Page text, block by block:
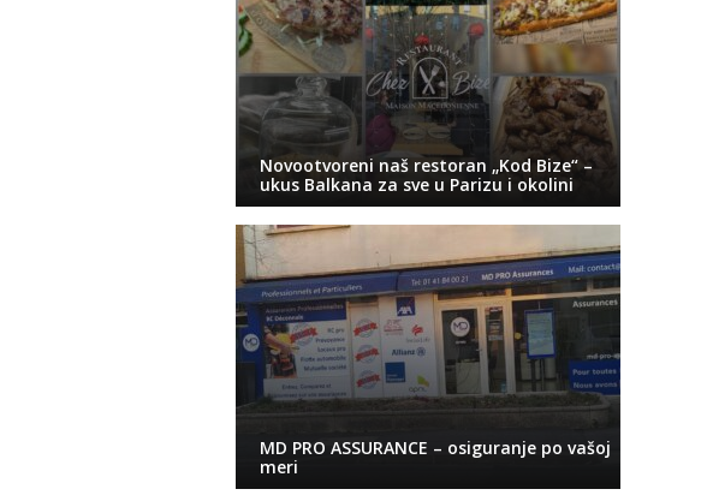
Novootvoreni naš restoran „Kod Bize“ –
ukus Balkana za sve u Parizu i okolini
MD PRO ASSURANCE – osiguranje po vašoj
meri